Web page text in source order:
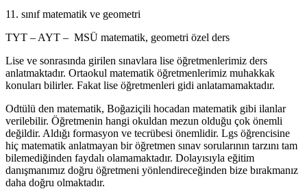
11. sınıf matematik ve geometri
TYT – AYT – MSÜ matematik, geometri özel ders
Lise ve sonrasında girilen sınavlara lise öğretmenlerimiz ders
anlatmaktadır. Ortaokul matematik öğretmenlerimiz muhakkak
konuları bilirler. Fakat lise öğretmenleri gidi anlatamamaktadır.
Odtülü den matematik, Boğaziçili hocadan matematik gibi ilanlar
verilebilir. Öğretmenin hangi okuldan mezun olduğu çok önemli
değildir. Aldığı formasyon ve tecrübesi önemlidir. Lgs öğrencisine
hiç matematik anlatmayan bir öğretmen sınav sorularının tarzını tam
bilemediğinden faydalı olamamaktadır. Dolayısıyla eğitim
danışmanımız doğru öğretmeni yönlendireceğinden bize bırakmanız
daha doğru olmaktadır.